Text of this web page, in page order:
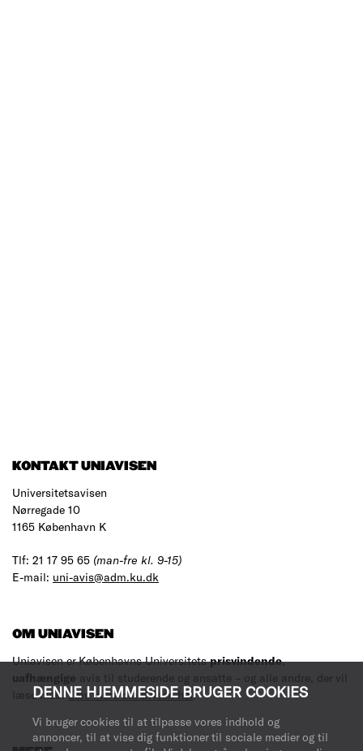
DENNE HJEMMESIDE BRUGER COOKIES
Vi bruger cookies til at tilpasse vores indhold og
annoncer, til at vise dig funktioner til sociale medier og til
KONTAKT UNIAVISEN
Universitetsavisen
Nørregade 10
1165 København K
Tlf: 21 17 95 65 (man-fre kl. 9-15)
E-mail: uni-avis@adm.ku.dk
OM UNIAVISEN
Uniavisen er Københavns Universitetsprisvindende,
uafhængige avis til studerende og ansatte – og alle andre, der vil
læse med.Læs mere om avisen her.